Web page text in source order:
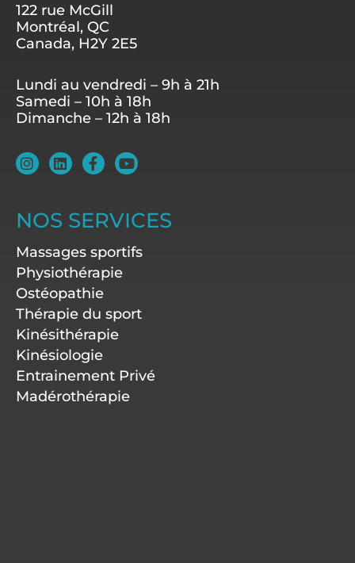
122 rue McGill
Montréal, QC
Canada, H2Y 2E5
Lundi au vendredi – 9h à 21h
Samedi – 10h à 18h
Dimanche – 12h à 18h
I
n
a
g
r
a
m
L
i
e
d
n
F
a
b
o
k
-
f
Y
o
u
b
e
NOS SERVICES
Massages sportifs
Physiothérapie
Ostéopathie
Thérapie du sport
Kinésithérapie
Kinésiologie
Entrainement Privé
Madérothérapie